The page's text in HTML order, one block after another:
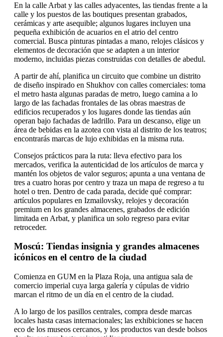
En la calle Arbat y las calles adyacentes, las tiendas frente a la
calle y los puestos de las boutiques presentan grabados,
cerámicas y arte asequible; algunos lugares incluyen una
pequeña exhibición de acuarios en el atrio del centro
comercial. Busca pinturas pintadas a mano, relojes clásicos y
elementos de decoración que se adapten a un interior
moderno, incluidas piezas construidas con detalles de abedul.
A partir de ahí, planifica un circuito que combine un distrito
de diseño inspirado en Shukhov con calles comerciales: toma
el metro hasta algunas paradas de metro, luego camina a lo
largo de las fachadas frontales de las obras maestras de
edificios recuperados y los lugares donde las tiendas aún
operan bajo fachadas de ladrillo. Para un descanso, elige un
área de bebidas en la azotea con vista al distrito de los teatros;
encontrarás marcas de lujo exhibidas en la misma ruta.
Consejos prácticos para la ruta: lleva efectivo para los
mercados, verifica la autenticidad de los artículos de marca y
mantén los objetos de valor seguros; apunta a una ventana de
tres a cuatro horas por centro y traza un mapa de regreso a tu
hotel o tren. Dentro de cada parada, decide qué comprar:
artículos populares en Izmailovsky, relojes y decoración
premium en los grandes almacenes, grabados de edición
limitada en Arbat, y planifica un solo regreso para evitar
retroceder.
Moscú: Tiendas insignia y grandes almacenes
icónicos en el centro de la ciudad
Comienza en GUM en la Plaza Roja, una antigua sala de
comercio imperial cuya larga galería y cúpulas de vidrio
marcan el ritmo de un día en el centro de la ciudad.
A lo largo de los pasillos centrales, compra desde marcas
locales hasta casas internacionales; las exhibiciones se hacen
eco de los museos cercanos, y los productos van desde bolsos